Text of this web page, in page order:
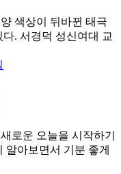
색상이 뒤바뀐 태극
. 서경덕 성신여대 교
로운 오늘을 시작하기
알아보면서 기분 좋게